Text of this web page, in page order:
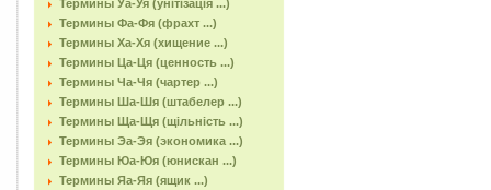
Термины Уа-Уя (унітізація ...)
Термины Фа-Фя (фрахт ...)
Термины Ха-Хя (хищение ...)
Термины Ца-Ця (ценность ...)
Термины Ча-Чя (чартер ...)
Термины Ша-Шя (штабелер ...)
Термины Ща-Щя (щільність ...)
Термины Эа-Эя (экономика ...)
Термины Юа-Юя (юнискан ...)
Термины Яа-Яя (ящик ...)